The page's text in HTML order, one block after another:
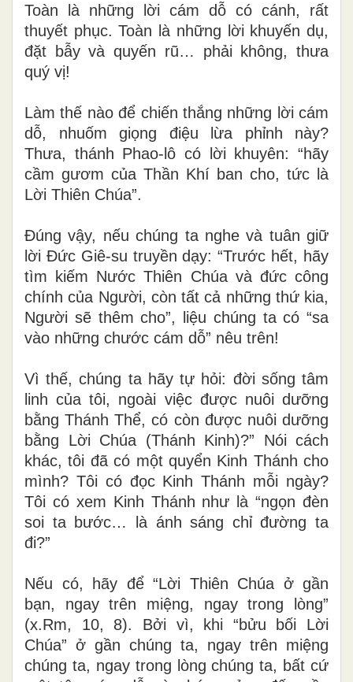
Toàn là những lời cám dỗ có cánh, rất
thuyết phục. Toàn là những lời khuyến dụ,
đặt bẫy và quyến rũ… phải không, thưa
quý vị!
Làm thế nào để chiến thắng những lời cám
dỗ, nhuốm giọng điệu lừa phỉnh này?
Thưa, thánh Phao-lô có lời khuyên: “hãy
cầm gươm của Thần Khí ban cho, tức là
Lời Thiên Chúa”.
Đúng vậy, nếu chúng ta nghe và tuân giữ
lời Đức Giê-su truyền dạy: “Trước hết, hãy
tìm kiếm Nước Thiên Chúa và đức công
chính của Người, còn tất cả những thứ kia,
Người sẽ thêm cho”, liệu chúng ta có “sa
vào những chước cám dỗ” nêu trên!
Vì thế, chúng ta hãy tự hỏi: đời sống tâm
linh của tôi, ngoài việc được nuôi dưỡng
bằng Thánh Thể, có còn được nuôi dưỡng
bằng Lời Chúa (Thánh Kinh)?” Nói cách
khác, tôi đã có một quyển Kinh Thánh cho
mình? Tôi có đọc Kinh Thánh mỗi ngày?
Tôi có xem Kinh Thánh như là “ngọn đèn
soi ta bước… là ánh sáng chỉ đường ta
đi?”
Nếu có, hãy để “Lời Thiên Chúa ở gần
bạn, ngay trên miệng, ngay trong lòng”
(x.Rm, 10, 8). Bởi vì, khi “bửu bối Lời
Chúa” ở gần chúng ta, ngay trên miệng
chúng ta, ngay trong lòng chúng ta, bất cứ